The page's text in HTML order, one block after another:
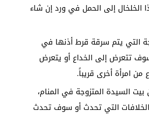
الخلخال إلى الحمل في ورد إن شاء
التي يتم سرقة قرط أذنها في
سوف تتعرض إلى الخداع أو يتعرض
امرأة أخرى قريباً.
السيدة المتزوجة في المنام،
التي تحدث أو سوف تحدث